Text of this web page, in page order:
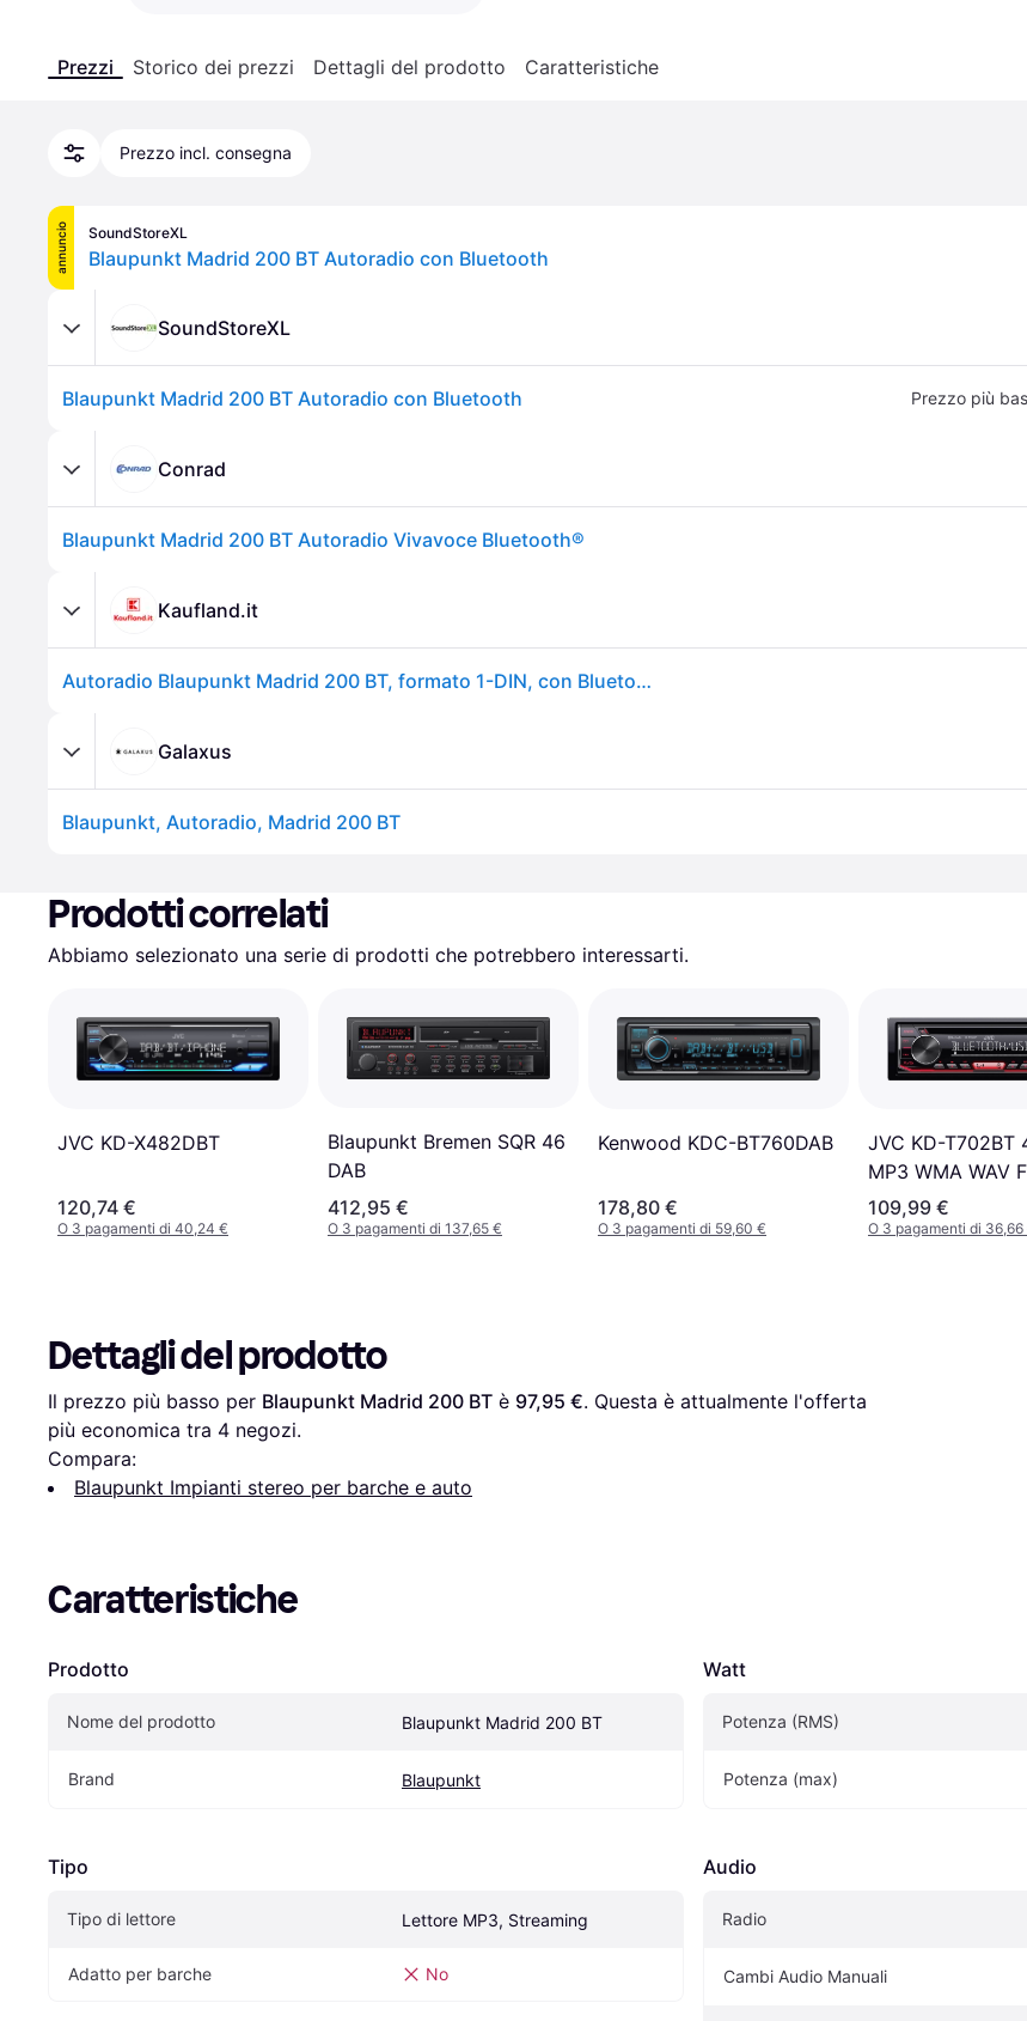
Prezzi Storico dei prezzi Dettagli del prodotto Caratteristiche
Prezzo incl. consegna
annuncio SoundStoreXL
Blaupunkt Madrid 200 BT Autoradio con Bluetooth
SoundStoreXL
Blaupunkt Madrid 200 BT Autoradio con Bluetooth Prezzo più
Conrad
Blaupunkt Madrid 200 BT Autoradio Vivavoce Bluetooth®
Kaufland.it
Autoradio Blaupunkt Madrid 200 BT, formato 1-DIN, con Bluetooth, USB e ingresso AUX
Galaxus
Blaupunkt, Autoradio, Madrid 200 BT
Prodotti correlati
Abbiamo selezionato una serie di prodotti che potrebbero interessarti.
JVC KD-X482DBT
120,74 €
O 3 pagamenti di 40,24 €
Blaupunkt Bremen SQR 46
DAB
412,95 €
O 3 pagamenti di 137,65 €
Kenwood KDC-BT760DAB
178,80 €
O 3 pagamenti di 59,60 €
JVC KD-T702BT
MP3 WMA WAV
Bluetooth e USB
109,99 €
O 3 pagamenti di 36,66
Dettagli del prodotto
Il prezzo più basso per Blaupunkt Madrid 200 BT è 97,95 €. Questa è attualmente l'offerta
più economica tra 4 negozi.
Compara:
Blaupunkt Impianti stereo per barche e auto
Caratteristiche
Prodotto
Nome del prodotto Blaupunkt Madrid 200 BT
Brand Blaupunkt
Tipo
Tipo di lettore Lettore MP3, Streaming
Adatto per barche No
Watt
Potenza (RMS)
Potenza (max)
Audio
Radio
Cambi Audio Manuali